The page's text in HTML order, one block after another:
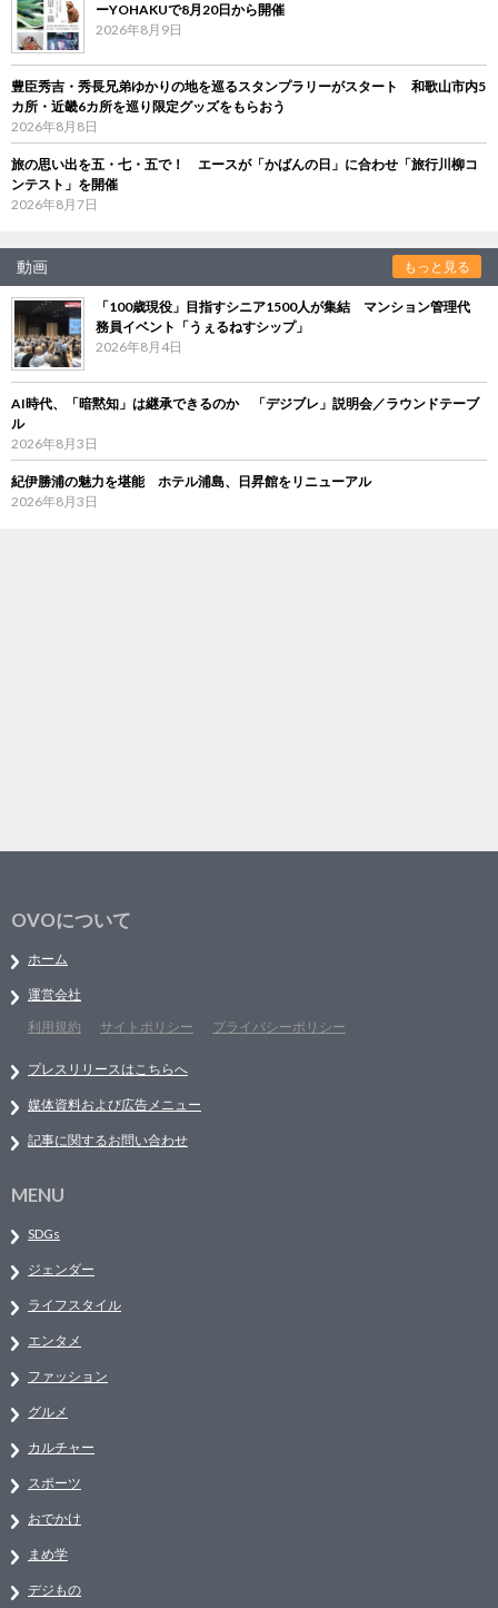
ーYOHAKUで8月20日から開催
2026年8月9日
豊臣秀吉・秀長兄弟ゆかりの地を巡るスタンプラリーがスタート 和歌山市内5
カ所・近畿6カ所を巡り限定グッズをもらおう
2026年8月8日
旅の思い出を五・七・五で！ エースが「かばんの日」に合わせ「旅行川柳コ
ンテスト」を開催
2026年8月7日
動画 もっと見る
「100歳現役」目指すシニア1500人が集結 マンション管理代
務員イベント「うぇるねすシップ」
2026年8月4日
AI時代、「暗黙知」は継承できるのか 「デジブレ」説明会／ラウンドテーブ
ル
2026年8月3日
紀伊勝浦の魅力を堪能 ホテル浦島、日昇館をリニューアル
2026年8月3日
OVOについて
ホーム
運営会社
利用規約
サイトポリシー プライバシーポリシー
プレスリリースはこちらへ
媒体資料および広告メニュー
記事に関するお問い合わせ
MENU
SDGs
ジェンダー
ライフスタイル
エンタメ
ファッション
グルメ
カルチャー
スポーツ
おでかけ
まめ学
デジもの